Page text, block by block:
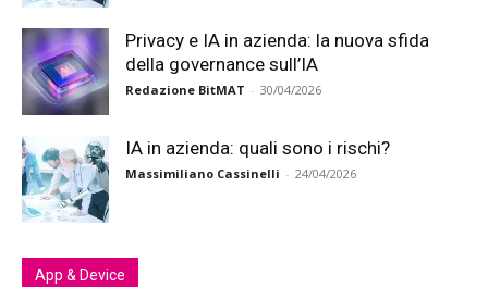
Privacy e IA in azienda: la nuova sfida
della governance sull’IA
Redazione BitMAT - 30/04/2026
IA in azienda: quali sono i rischi?
Massimiliano Cassinelli - 24/04/2026
App & Device